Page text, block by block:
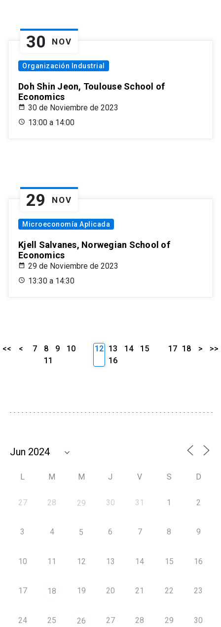
30 NOV
Organización Industrial
Doh Shin Jeon, Toulouse School of
Economics
30 de Noviembre de 2023
13:00 a 14:00
29 NOV
Microeconomía Aplicada
Kjell Salvanes, Norwegian School of
Economics
29 de Noviembre de 2023
13:30 a 14:30
<< < 7 8 9
10
11
12 13 14
15
16
17 18 > >>
L M M J V S D
27 28 29 30 31 1 2
3 4 5 6 7 8 9
10 11 12 13 14 15 16
17 18 19 20 21 22 23
24 25 26 27 28 29 30